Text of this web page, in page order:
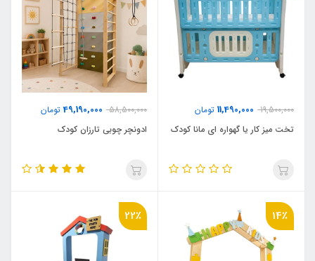
19,500,000
11,490,000 تومان
تخت میز کار یا گهواره ای مانا کودک
58,500,000
49,190,000تومان
ادونچر چوبی تارزان کودک
14٪ 22٪